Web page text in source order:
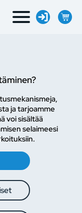
ja tarjoamme
voi sisältää
selaimeesi